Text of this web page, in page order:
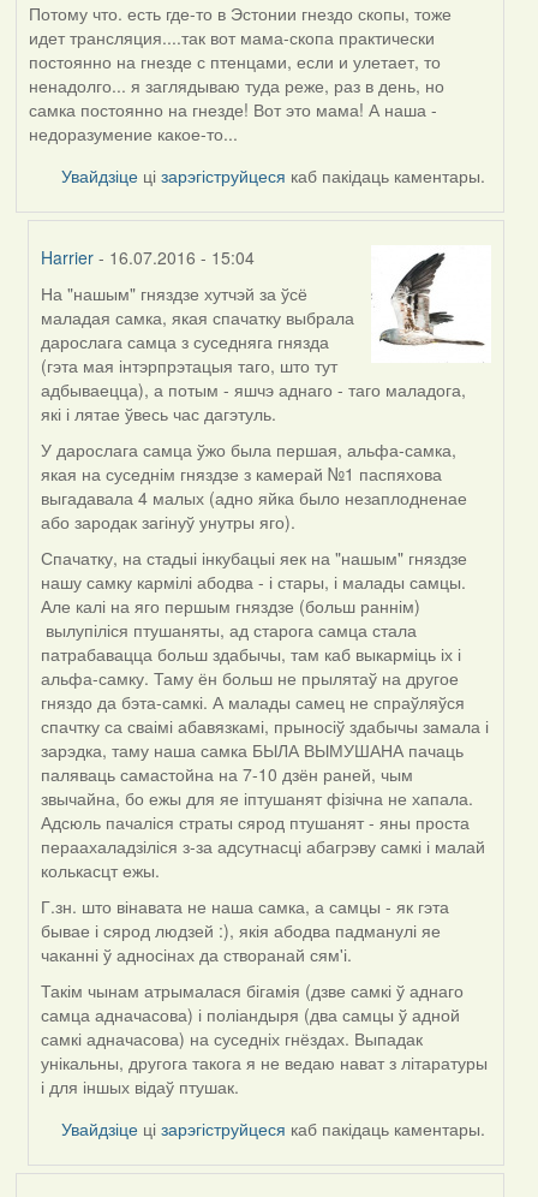
Потому что. есть где-то в Эстонии гнездо скопы, тоже
идет трансляция....так вот мама-скопа практически
постоянно на гнезде с птенцами, если и улетает, то
ненадолго... я заглядываю туда реже, раз в день, но
самка постоянно на гнезде! Вот это мама! А наша -
недоразумение какое-то...
Увайдзіце цізарэгіструйцеся каб пакідаць каментары.
Harrier - 16.07.2016 - 15:04
In
reply
to
by
Жанна
(госць)
На "нашым" гняздзе хутчэй за ўсё
маладая самка, якая спачатку выбрала
дарослага самца з суседняга гнязда
(гэта мая інтэрпрэтацыя таго, што тут
адбываецца), а потым - яшчэ аднаго - таго маладога,
які і лятае ўвесь час дагэтуль.
У дарослага самца ўжо была першая, альфа-самка,
якая на суседнім гняздзе з камерай №1 паспяхова
выгадавала 4 малых (адно яйка было незаплодненае
або зародак загінуў унутры яго).
Спачатку, на стадыі інкубацыі яек на "нашым" гняздзе
нашу самку кармілі абодва - і стары, і малады самцы.
Але калі на яго першым гняздзе (больш раннім)
вылупіліся птушаняты, ад старога самца стала
патрабавацца больш здабычы, там каб выкарміць іх і
альфа-самку. Таму ён больш не прылятаў на другое
гняздо да бэта-самкі. А малады самец не спраўляўся
спачтку са сваімі абавязкамі, прыносіў здабычы замала і
зарэдка, таму наша самка БЫЛА ВЫМУШАНА пачаць
паляваць самастойна на 7-10 дзён раней, чым
звычайна, бо ежы для яе іптушанят фізічна не хапала.
Адсюль пачаліся страты сярод птушанят - яны проста
пераахаладзіліся з-за адсутнасці абагрэву самкі і малай
колькасцт ежы.
Г.зн. што вінавата не наша самка, а самцы - як гэта
бывае і сярод людзей :), якія абодва падманулі яе
чаканні ў адносінах да створанай сям'і.
Такім чынам атрымалася бігамія (дзве самкі ў аднаго
самца адначасова) і поліандыря (два самцы ў адной
самкі адначасова) на суседніх гнёздах. Выпадак
унікальны, другога такога я не ведаю нават з літаратуры
і для іншых відаў птушак.
Увайдзіце цізарэгіструйцеся каб пакідаць каментары.